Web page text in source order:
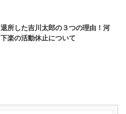
退所した吉川太郎の３つの理由！河
下楽の活動休止について